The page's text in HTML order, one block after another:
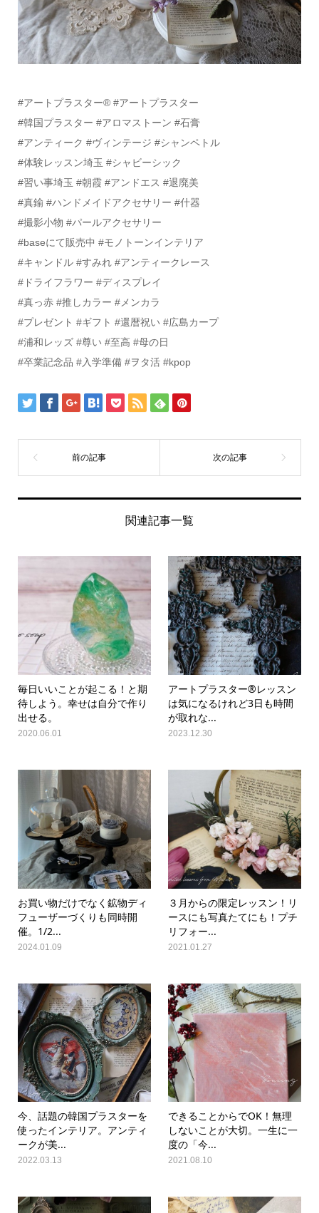
#アートプラスター®️ #アートプラスター
#韓国プラスター #アロマストーン #石膏
#アンティーク #ヴィンテージ #シャンペトル
#体験レッスン埼玉 #シャビーシック
#習い事埼玉 #朝霞 #アンドエス #退廃美
#真鍮 #ハンドメイドアクセサリー #什器
#撮影小物 #パールアクセサリー
#baseにて販売中 #モノトーンインテリア
#キャンドル #すみれ #アンティークレース
#ドライフラワー #ディスプレイ
#真っ赤 #推しカラー #メンカラ
#プレゼント #ギフト #還暦祝い #広島カープ
#浦和レッズ #尊い #至高 #母の日
#卒業記念品 #入学準備 #ヲタ活 #kpop
関連記事一覧
毎日いいことが起こる！と期
待しよう。幸せは自分で作り
出せる。
2020.06.01
アートプラスター®レッスン
は気になるけれど3日も時間
が取れな...
2023.12.30
お買い物だけでなく鉱物ディ
フューザーづくりも同時開
催。1/2...
2024.01.09
３月からの限定レッスン！リ
ースにも写真たてにも！プチ
リフォー...
2021.01.27
今、話題の韓国プラスターを
使ったインテリア。アンティ
ークが美...
2022.03.13
できることからでOK！無理
しないことが大切。一生に一
度の「今...
2021.08.10